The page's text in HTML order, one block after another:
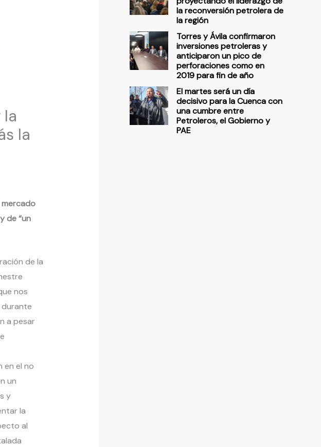
la
mercado
de “un
de la
nos
a pesar
en el no
un
y
la
al
la reconversión petrolera de
la región
Torres y Ávila confirmaron
inversiones petroleras y
anticiparon un pico de
perforaciones como en
2019 para fin de año
El martes será un día
decisivo para la Cuenca con
una cumbre entre
Petroleros, el Gobierno y
PAE